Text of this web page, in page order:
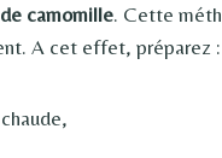
camomille. Cette
A cet effet, préparez :